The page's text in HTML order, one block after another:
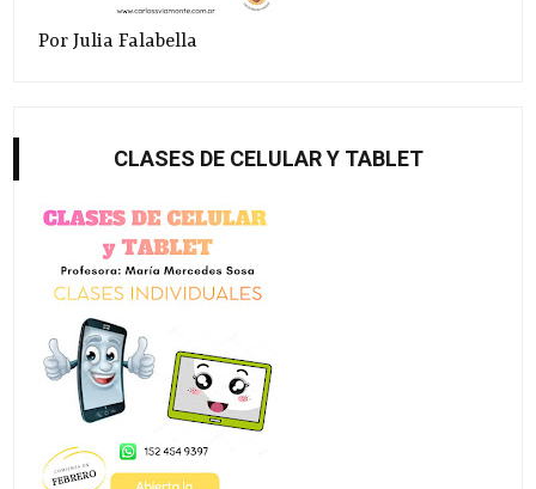
Por Julia Falabella
CLASES DE CELULAR Y TABLET